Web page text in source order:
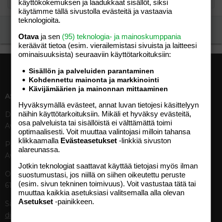
ASIAKASPALVELU
Digipalvelut (09) 156 6227
Avoinna ma–pe 8–19
Painettu lehti (09) 156 665
Avoinna ma–pe 8–19
Otavamedian vaihde (09) 156
61
Sähköposti (digi)
digi@otavamedia.fi
Tekniset tiedot, aikataulut ja
ilmoitushinnat
Tietoa verkon kävijöistä
Käyttöehdot
TUOTTEET
käyttökokemuksen ja laadukkaat sisällöt, siksi
käytämme tällä sivustolla evästeitä ja vastaavia
teknologioita.
Otavaja sen (95) teknologia- ja mainoskumppania
keräävät tietoa (esim. vierailemis­tasi sivuista ja laitteesi
ominaisuuk­sista) seuraaviin käyttötarkoituksiin:
Sisällön ja palveluiden parantaminen
Kohdennettu mainonta ja markkinointi
Kävijämäärien ja mainonnan mittaaminen
Hyväksymällä evästeet, annat luvan tietojesi käsittelyyn
näihin käyttötarkoituksiin. Mikäli et hyväksy evästeitä,
osa palveluista tai sisällöistä ei välttämättä toimi
optimaalisesti. Voit muuttaa valintojasi milloin tahansa
klikkaamalla Evästeasetukset -linkkiä sivuston
alareunassa.
Jotkin teknologiat saattavat käyttää tietojasi myös ilman
suostumustasi, jos niillä on siihen oikeutettu peruste
(esim. sivun tekninen toimivuus). Voit vastustaa tätä tai
muuttaa kaikkia asetuksiasi valitsemalla alla olevan
Asetukset -painikkeen.